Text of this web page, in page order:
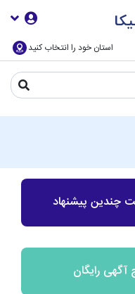
استان خود را انتخاب کنید
چندین پیشنهاد
آگهی رایگان